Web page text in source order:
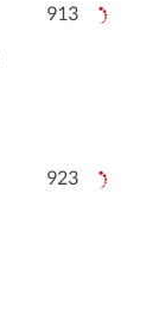
913
923